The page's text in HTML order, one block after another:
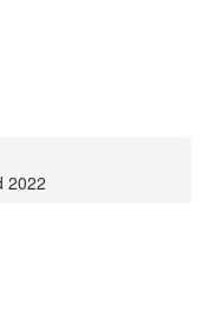
2022